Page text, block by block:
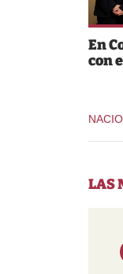
En
con
LAS